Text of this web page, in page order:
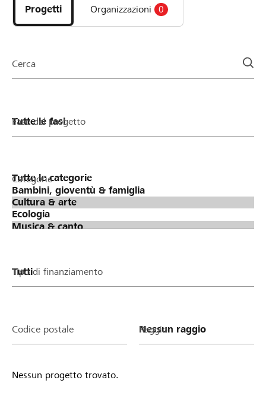
progetti
e
della
Progetti Organizzazioni 0
Cerca
Fase del progetto
Categorie
Tipo di finanziamento
Codice postale Raggio
Nessun progetto trovato.